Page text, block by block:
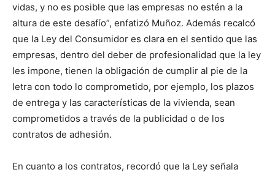
vidas, y no es posible que las empresas no estén a la
altura de este desafío”, enfatizó Muñoz. Además recalcó
que la Ley del Consumidor es clara en el sentido que las
empresas, dentro del deber de profesionalidad que la ley
les impone, tienen la obligación de cumplir al pie de la
letra con todo lo comprometido, por ejemplo, los plazos
de entrega y las características de la vivienda, sean
comprometidos a través de la publicidad o de los
contratos de adhesión.
En cuanto a los contratos, recordó que la Ley señala